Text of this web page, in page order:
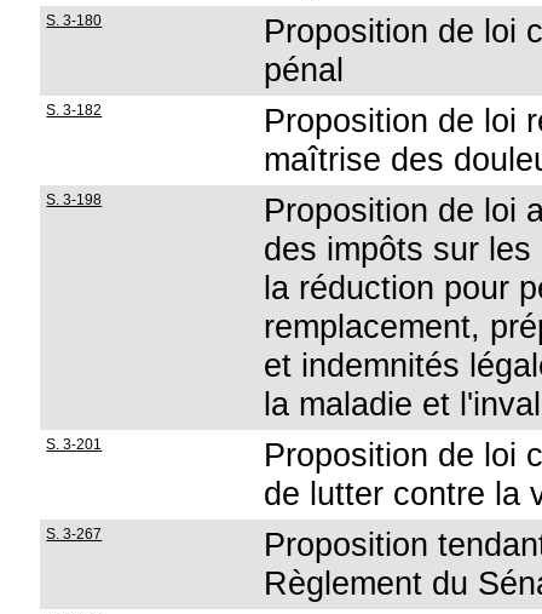
S. 3-180
Proposition de loi
pénal
S. 3-182
Proposition de loi
maîtrise des
S. 3-198
Proposition de loi
des impôts sur
la réduction pour
remplacement,
et indemnités
la maladie et
S. 3-201
Proposition de loi
de lutter contre la
S. 3-267
Proposition
Règlement du